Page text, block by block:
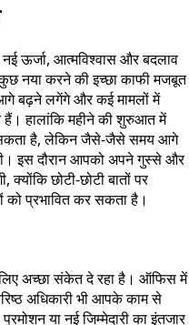
ऊर्जा, आत्मविश्वास और बदलाव
नया करने की इच्छा काफी मजबूत
बढ़ने लगेंगे और कई मामलों में
हैं। हालांकि महीने की शुरुआत में
सकता है, लेकिन जैसे-जैसे समय आगे
इस दौरान आपको अपने गुस्से और
छोटी-छोटी बातों पर
को प्रभावित कर सकता है।
अच्छा संकेत दे रहा है। ऑफिस में
अधिकारी भी आपके काम से
या नई जिम्मेदारी का इंतजार